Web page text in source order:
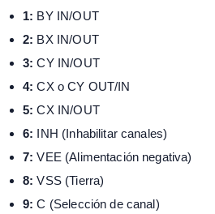
1: BY IN/OUT
2: BX IN/OUT
3: CY IN/OUT
4: CX o CY OUT/IN
5: CX IN/OUT
6: INH (Inhabilitar canales)
7: VEE (Alimentación negativa)
8: VSS (Tierra)
9: C (Selección de canal)